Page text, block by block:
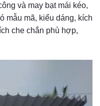
và may bạt mái kéo,
mẫu mã, kiểu dáng, kích
che chắn phù hợp,